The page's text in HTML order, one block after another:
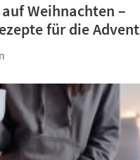
Weihnachten –
für die